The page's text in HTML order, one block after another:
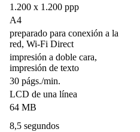
1.200 x 1.200 ppp
A4
preparado para conexión a la
red, Wi-Fi Direct
impresión a doble cara,
impresión de texto
30 págs./min.
LCD de una línea
64 MB
8,5 segundos